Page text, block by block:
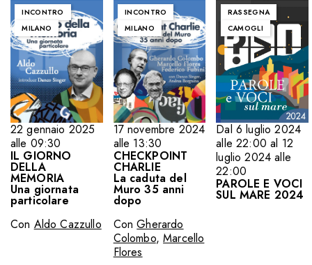
22 gennaio 2025
alle 09:30
IL GIORNO
DELLA
MEMORIA
Una giornata
particolare
INCONTRO
MILANO
Con Aldo Cazzullo
17 novembre 2024
alle 13:30
CHECKPOINT
CHARLIE
La caduta del
Muro 35 anni
dopo
INCONTRO
MILANO
ConGherardo
Colombo,Marcello
Flores
Dal 6 luglio 2024
alle 22:00 al 12
luglio 2024 alle
22:00
PAROLE E VOCI
SUL MARE 2024
RASSEGNA
CAMOGLI